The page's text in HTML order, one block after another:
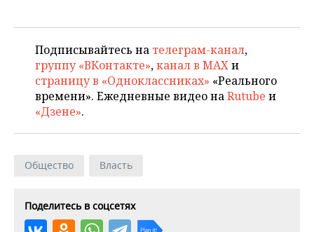
ВОЛЕЙБОЛ
КИБЕРСПОРТ
ФИГУРНОЕ КАТАНИЕ
ВОДНЫЕ ВИДЫ СПОРТА
ИСТОРИЯ
КУЛЬТУРА
МЕДИЦИНА
ОБРАЗОВАНИЕ
СПИСОК ПЕРСОН
СПИСОК КОМПАНИЙ
ПОЛНАЯ ВЕРСИЯ
Подписывайтесь на телеграм-канал,
группу «ВКонтакте»,канал в MAXи
страницу в «Одноклассниках» «Реального
времени». Ежедневные видео наRutube и
«Дзене».
Общество Власть
Поделитесь в соцсетях